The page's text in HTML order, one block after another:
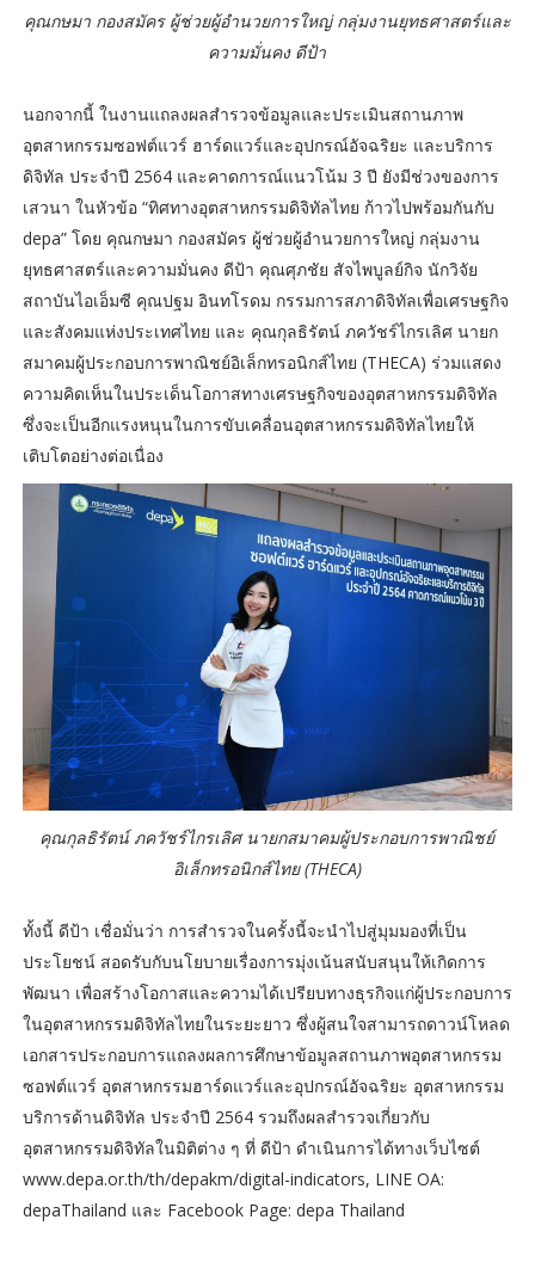
คุณกษมา กองสมัคร ผู้ช่วยผู้อำนวยการใหญ่ กลุ่มงานยุทธศาสตร์และ
ความมั่นคง ดีป้า
นอกจากนี้ ในงานแถลงผลสำรวจข้อมูลและประเมินสถานภาพ
อุตสาหกรรมซอฟต์แวร์ ฮาร์ดแวร์และอุปกรณ์อัจฉริยะ และบริการ
ดิจิทัล ประจำปี 2564 และคาดการณ์แนวโน้ม 3 ปี ยังมีช่วงของการ
เสวนา ในหัวข้อ “ทิศทางอุตสาหกรรมดิจิทัลไทย ก้าวไปพร้อมกันกับ
depa” โดย คุณกษมา กองสมัคร ผู้ช่วยผู้อำนวยการใหญ่ กลุ่มงาน
ยุทธศาสตร์และความมั่นคง ดีป้า คุณศุภชัย สัจไพบูลย์กิจ นักวิจัย
สถาบันไอเอ็มซี คุณปฐม อินทโรดม กรรมการสภาดิจิทัลเพื่อเศรษฐกิจ
และสังคมแห่งประเทศไทย และ คุณกุลธิรัตน์ ภควัชร์ไกรเลิศ นายก
สมาคมผู้ประกอบการพาณิชย์อิเล็กทรอนิกส์ไทย (THECA) ร่วมแสดง
ความคิดเห็นในประเด็นโอกาสทางเศรษฐกิจของอุตสาหกรรมดิจิทัล
ซึ่งจะเป็นอีกแรงหนุนในการขับเคลื่อนอุตสาหกรรมดิจิทัลไทยให้
เติบโตอย่างต่อเนื่อง
คุณกุลธิรัตน์ ภควัชร์ไกรเลิศ นายกสมาคมผู้ประกอบการพาณิชย์
อิเล็กทรอนิกส์ไทย (THECA)
ทั้งนี้ ดีป้า เชื่อมั่นว่า การสำรวจในครั้งนี้จะนำไปสู่มุมมองที่เป็น
ประโยชน์ สอดรับกับนโยบายเรื่องการมุ่งเน้นสนับสนุนให้เกิดการ
พัฒนา เพื่อสร้างโอกาสและความได้เปรียบทางธุรกิจแก่ผู้ประกอบการ
ในอุตสาหกรรมดิจิทัลไทยในระยะยาว ซึ่งผู้สนใจสามารถดาวน์โหลด
เอกสารประกอบการแถลงผลการศึกษาข้อมูลสถานภาพอุตสาหกรรม
ซอฟต์แวร์ อุตสาหกรรมฮาร์ดแวร์และอุปกรณ์อัจฉริยะ อุตสาหกรรม
บริการด้านดิจิทัล ประจำปี 2564 รวมถึงผลสำรวจเกี่ยวกับ
อุตสาหกรรมดิจิทัลในมิติต่าง ๆ ที่ ดีป้า ดำเนินการได้ทางเว็บไซต์
www.depa.or.th/th/depakm/digital-indicators, LINE OA:
depaThailand และ Facebook Page: depa Thailand